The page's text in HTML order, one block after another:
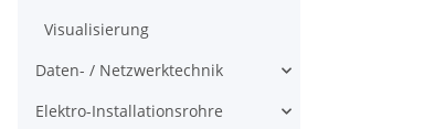
Visualisierung
Daten- / Netzwerktechnik
Elektro-Installationsrohre